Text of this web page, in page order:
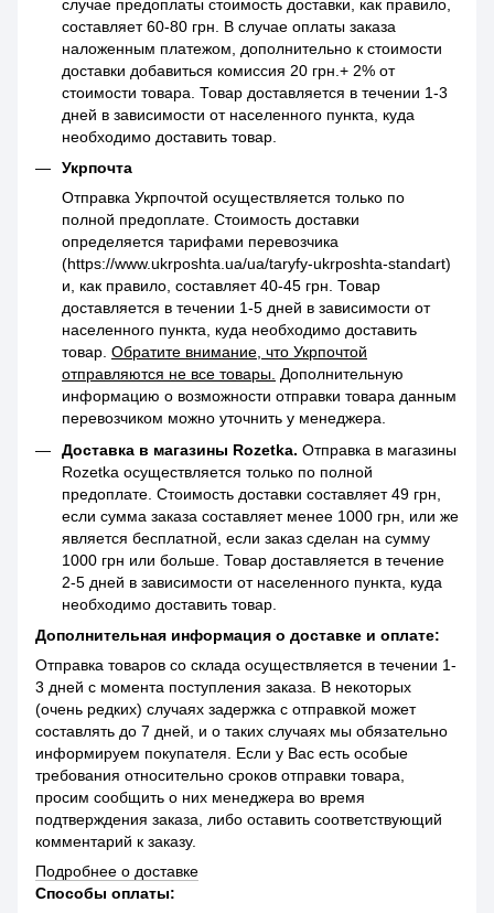
случае предоплаты стоимость доставки, как правило,
составляет 60-80 грн. В случае оплаты заказа
наложенным платежом, дополнительно к стоимости
доставки добавиться комиссия 20 грн.+ 2% от
стоимости товара. Товар доставляется в течении 1-3
дней в зависимости от населенного пункта, куда
необходимо доставить товар.
Укрпочта
Отправка Укрпочтой осуществляется только по
полной предоплате. Стоимость доставки
определяется тарифами перевозчика
(https://www.ukrposhta.ua/ua/taryfy-ukrposhta-standart)
и, как правило, составляет 40-45 грн. Товар
доставляется в течении 1-5 дней в зависимости от
населенного пункта, куда необходимо доставить
товар. Обратите внимание, что Укрпочтой
отправляются не все товары. Дополнительную
информацию о возможности отправки товара данным
перевозчиком можно уточнить у менеджера.
Доставка в магазины Rozetka. Отправка в магазины
Rozetka осуществляется только по полной
предоплате. Стоимость доставки составляет 49 грн,
если сумма заказа составляет менее 1000 грн, или же
является бесплатной, если заказ сделан на сумму
1000 грн или больше. Товар доставляется в течение
2-5 дней в зависимости от населенного пункта, куда
необходимо доставить товар.
Дополнительная информация о доставке и оплате:
Отправка товаров со склада осуществляется в течении 1-
3 дней с момента поступления заказа. В некоторых
(очень редких) случаях задержка с отправкой может
составлять до 7 дней, и о таких случаях мы обязательно
информируем покупателя. Если у Вас есть особые
требования относительно сроков отправки товара,
просим сообщить о них менеджера во время
подтверждения заказа, либо оставить соответствующий
комментарий к заказу.
Подробнее о доставке
Способы оплаты: